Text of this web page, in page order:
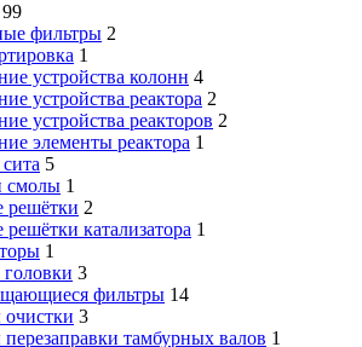
99
фильтры 2
1
устройства колонн 4
устройства реактора 2
устройства реакторов 2
элементы реактора 1
5
смолы 1
2
катализатора 1
1
3
фильтры 14
3
тамбурных валов 1